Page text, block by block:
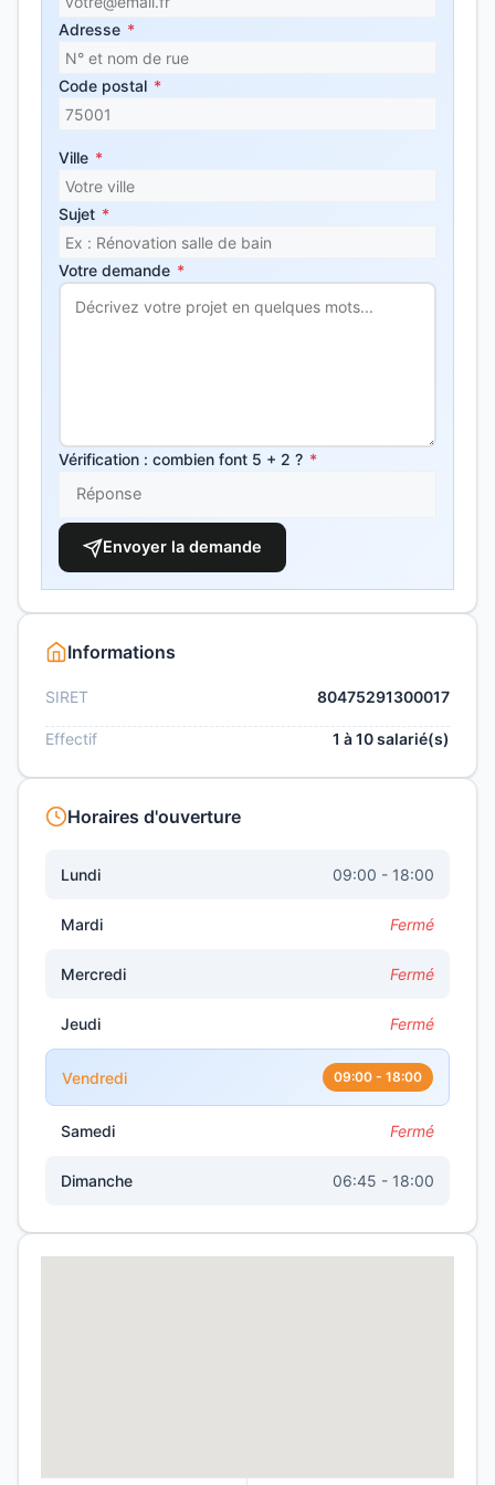
Adresse *
Code postal *
Ville *
Sujet *
Votre demande *
Vérification : combien font 5 + 2 ? *
Envoyer la demande
Informations
SIRET 80475291300017
Effectif 1 à 10 salarié(s)
Horaires d'ouverture
Lundi 09:00 - 18:00
Mardi Fermé
Mercredi Fermé
Jeudi Fermé
Vendredi 09:00 - 18:00
Samedi Fermé
Dimanche 06:45 - 18:00